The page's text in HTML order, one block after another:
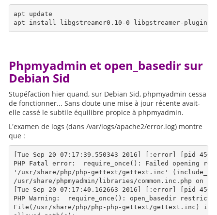
apt update
Phpmyadmin et open_basedir sur
Debian Sid
Stupéfaction hier quand, sur Debian Sid, phpmyadmin cessa
de fonctionner... Sans doute une mise à jour récente avait-
elle cassé le subtile équilibre propice à phpmyadmin.
L'examen de logs (dans /var/logs/apache2/error.log) montre
que :
[Tue Sep 20 07:17:39.550343 2016] [:error] [pid
PHP Fatal error:  require_once(): Failed opening
'/usr/share/php/php-gettext/gettext.inc'
/usr/share/phpmyadmin/libraries/common.inc.php on
[Tue Sep 20 07:17:40.162663 2016] [:error] [pid
PHP Warning:  require_once(): open_basedir
File(/usr/share/php/php-php-gettext/gettext.inc) is